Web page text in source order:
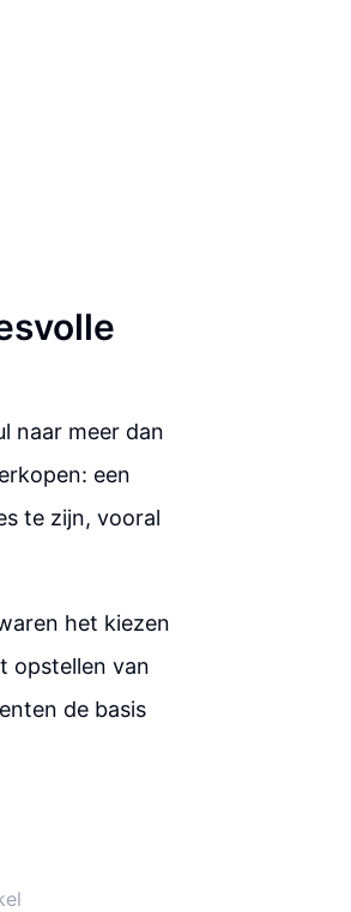
naar meer dan
een
te zijn, vooral
het kiezen
opstellen van
de basis